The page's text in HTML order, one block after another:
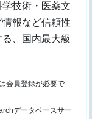
技術・医薬文
報など信頼性
、国内最大級
会員登録が必要で
データベースサー